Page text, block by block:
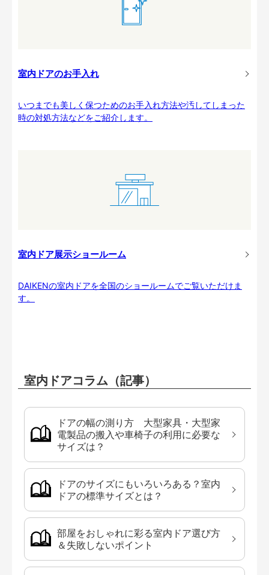
室内ドアのお手入れ
いつまでも美しく保つためのお手入れ方法や汚してしまった
時の対処方法などをご紹介します。
室内ドア展示ショールーム
DAIKENの室内ドアを全国のショールームでご覧いただけま
す。
室内ドアコラム（記事）
ドアの幅の測り方 大型家具・大型家
電製品の搬入や車椅子の利用に必要な
サイズは？
ドアのサイズにもいろいろある？室内
ドアの標準サイズとは？
部屋をおしゃれに彩る室内ドア選び方
＆失敗しないポイント